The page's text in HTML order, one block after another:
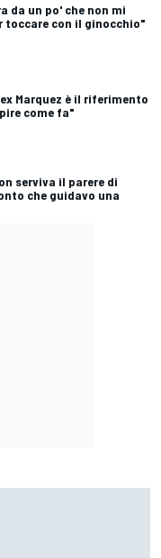
da un po' che non mi
toccare con il ginocchio"
Marquez è il riferimento
come fa"
serviva il parere di
che guidavo una